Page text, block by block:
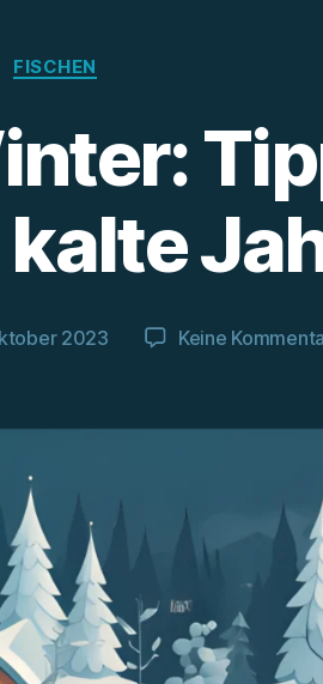
Kategorien
FISCHEN
2023 Keine